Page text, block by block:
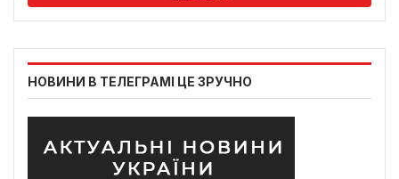
НОВИНИ В ТЕЛЕГРАМІ ЦЕ ЗРУЧНО